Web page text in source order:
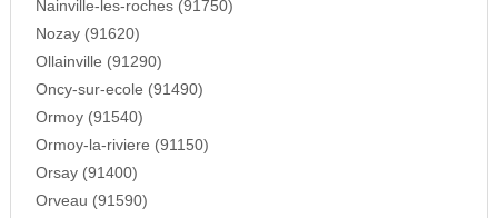
Nainville-les-roches (91750)
Nozay (91620)
Ollainville (91290)
Oncy-sur-ecole (91490)
Ormoy (91540)
Ormoy-la-riviere (91150)
Orsay (91400)
Orveau (91590)